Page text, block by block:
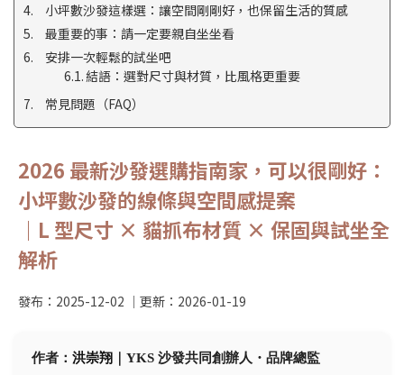
小坪數沙發這樣選：讓空間剛剛好，也保留生活的質感
最重要的事：請一定要親自坐坐看
安排一次輕鬆的試坐吧
結語：選對尺寸與材質，比風格更重要
常見問題（FAQ）
2026 最新沙發選購指南家，可以很剛好：
小坪數沙發的線條與空間感提案
｜L 型尺寸 × 貓抓布材質 × 保固與試坐全
解析
發布： 2025-12-02 ｜更新： 2026-01-19
作者： 洪崇翔 ｜YKS 沙發共同創辦人・品牌總監